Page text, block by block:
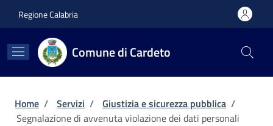
Regione Calabria
Comune di Cardeto
Briciole di pane
Home / Servizi / Giustizia e sicurezza pubblica /
Segnalazione di avvenuta violazione dei dati personali